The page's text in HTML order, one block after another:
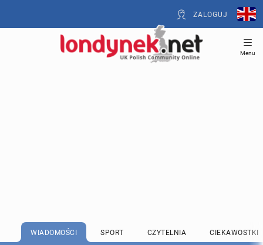
ZALOGUJ
Menu
WIADOMOŚCI SPORT CZYTELNIA CIEKAWOSTKI